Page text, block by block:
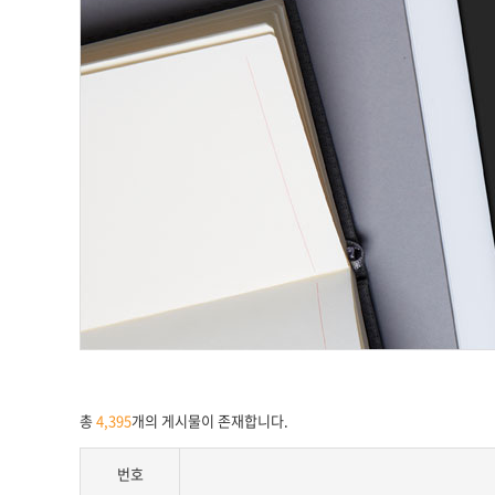
총4,395개의 게시물이 존재합니다.
번호